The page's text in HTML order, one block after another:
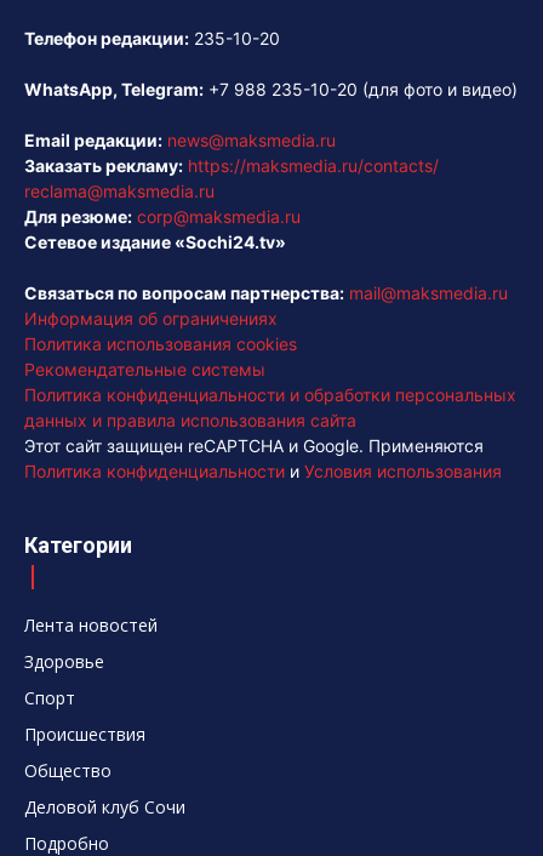
Телефон редакции: 235-10-20
WhatsApp, Telegram: +7 988 235-10-20 (для фото и видео)
Email редакции: news@maksmedia.ru
Заказать рекламу: https://maksmedia.ru/contacts/
reclama@maksmedia.ru
Для резюме: corp@maksmedia.ru
Сетевое издание «Sochi24.tv»
Связаться по вопросам партнерства: mail@maksmedia.ru
Информация об ограничениях
Политика использования cookies
Рекомендательные системы
Политика конфиденциальности и обработки персональных
данных и правила использования сайта
Этот сайт защищен reCAPTCHA и Google. Применяются
Политика конфиденциальности и Условия использования
Категории
Лента новостей
Здоровье
Спорт
Происшествия
Общество
Деловой клуб Сочи
Подробно